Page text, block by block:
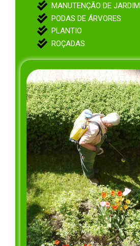
MANUTENÇÃO DE JARDIM
PODAS DE ÁRVORES
PLANTIO
ROÇADAS